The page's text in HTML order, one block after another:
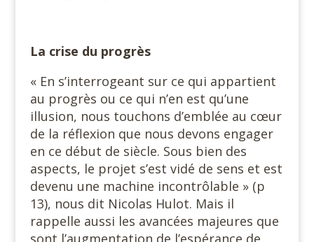
La crise du progrès
« En s’interrogeant sur ce qui appartient
au progrès ou ce qui n’en est qu’une
illusion, nous touchons d’emblée au cœur
de la réflexion que nous devons engager
en ce début de siècle. Sous bien des
aspects, le projet s’est vidé de sens et est
devenu une machine incontrôlable » (p
13), nous dit Nicolas Hulot. Mais il
rappelle aussi les avancées majeures que
sont l’augmentation de l’espérance de